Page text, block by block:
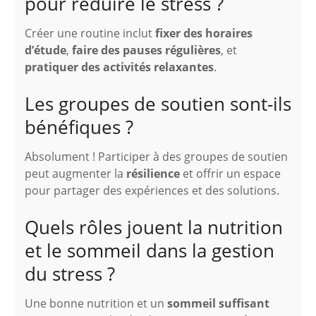
Créer une routine inclutfixer des horaires
d’étude, faire des pauses régulières, et
pratiquer des activités relaxantes.
Les groupes de soutien sont-ils
bénéfiques ?
Absolument ! Participer à des groupes de soutien
peut augmenter la résilience et offrir un espace
pour partager des expériences et des solutions.
Quels rôles jouent la nutrition
et le sommeil dans la gestion
du stress ?
Une bonne nutrition et un sommeil suffisant